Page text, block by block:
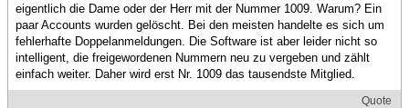
eigentlich die Dame oder der Herr mit der Nummer 1009. Warum? Ein
paar Accounts wurden gelöscht. Bei den meisten handelte es sich um
fehlerhafte Doppelanmeldungen. Die Software ist aber leider nicht so
intelligent, die freigewordenen Nummern neu zu vergeben und zählt
einfach weiter. Daher wird erst Nr. 1009 das tausendste Mitglied.
Quote